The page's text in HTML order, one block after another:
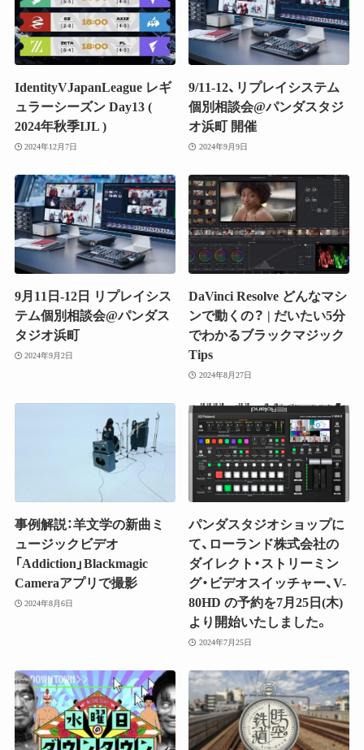
IdentityVJapanLeague レギ
ュラーシーズン Day13 (
2024年秋季IJL )
2024年12月7日
9/11-12、リプレイシステム
個別相談会@パンダスタジ
オ浜町 開催
2024年9月9日
9月11日-12日 リプレイシス
テム個別相談会@パンダス
タジオ浜町
2024年9月2日
DaVinci Resolve どんなマシ
ンで動くの？ | だいたい5分
でわかるブラックマジック
Tips
2024年8月27日
事例解説：羊文学の新曲ミ
ュージックビデオ
「Addiction」Blackmagic
Cameraアプリで撮影
2024年8月6日
パンダスタジオショップに
て、ローランド株式会社の
ダイレクト・ストリーミン
グ・ビデオスイッチャー、V-
80HD の予約を7月25日(木)
より開始いたしました。
2024年7月25日